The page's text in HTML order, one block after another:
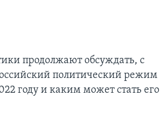
продолжают обсуждать, с
политический режим
году и каким может стать его